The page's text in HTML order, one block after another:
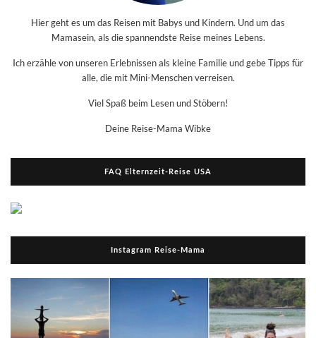
Hier geht es um das Reisen mit Babys und Kindern. Und um das
Mamasein, als die spannendste Reise meines Lebens.
Ich erzähle von unseren Erlebnissen als kleine Familie und gebe Tipps für
alle, die mit Mini-Menschen verreisen.
Viel Spaß beim Lesen und Stöbern!
Deine Reise-Mama Wibke
FAQ Elternzeit-Reise USA
Instagram Reise-Mama